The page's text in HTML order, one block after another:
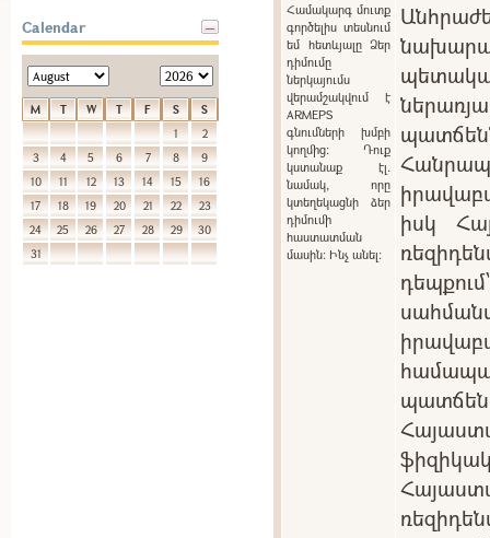
Calendar
M T W T F S
S
1
2
3
4 5 6 7 8
9
10
11 12 13 14 15
16
17
18 19 20 21 22
23
24
25 26 27 28 29
30
31
Համակարգ մուտք
գործելիս տեսնում
եմ հետևյալը Ձեր
դիմումը
ներկայումս
վերամշակվում է
ARMEPS
գնումների խմբի
կողմից: Դուք
կստանաք էլ.
նամակ, որը
կտեղեկացնի ձեր
դիմումի
հաստատման
մասին: Ինչ անել:
իսկ